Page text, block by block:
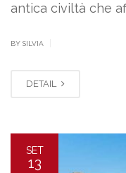
antica civiltà che
BY SILVIA
DETAIL
SET
13